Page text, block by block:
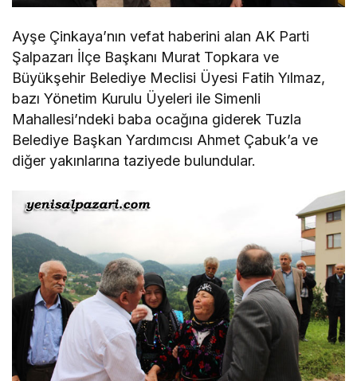
Ayşe Çinkaya’nın vefat haberini alan AK Parti
Şalpazarı İlçe Başkanı Murat Topkara ve
Büyükşehir Belediye Meclisi Üyesi Fatih Yılmaz,
bazı Yönetim Kurulu Üyeleri ile Simenli
Mahallesi’ndeki baba ocağına giderek Tuzla
Belediye Başkan Yardımcısı Ahmet Çabuk’a ve
diğer yakınlarına taziyede bulundular.